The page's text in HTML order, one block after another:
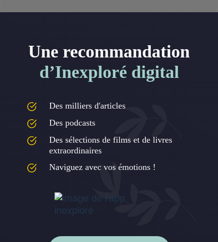
les qualités et la beauté de tout ce qui existe.
Une recommandation
d’Inexploré digital
Des milliers d'articles
Des podcasts
Des sélections de films et de livres
extraordinaires
Naviguez avec vos émotions !